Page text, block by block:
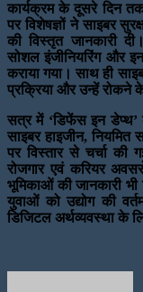
कार्यक्रम के दूसरे दिन
पर विशेषज्ञों ने साइबर
की विस्तृत जानकारी
सोशल इंजीनियरिंग और
कराया गया। साथ ही
प्रक्रिया और उन्हें रोकने के
सत्र में ‘डिफेंस इन डेप्थ’
साइबर हाइजीन,
पर विस्तार से चर्चा की
रोजगार एवं करियर
भूमिकाओं की जानकारी भी
युवाओं को उद्योग की
डिजिटल अर्थव्यवस्था के